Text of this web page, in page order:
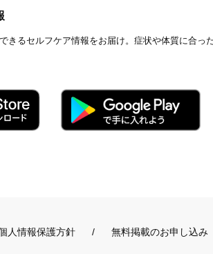
きるセルフケア情報をお届け。症状や体質に合っ
人情報保護方針 無料掲載のお申し込み